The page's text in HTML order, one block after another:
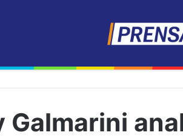
Galmarini